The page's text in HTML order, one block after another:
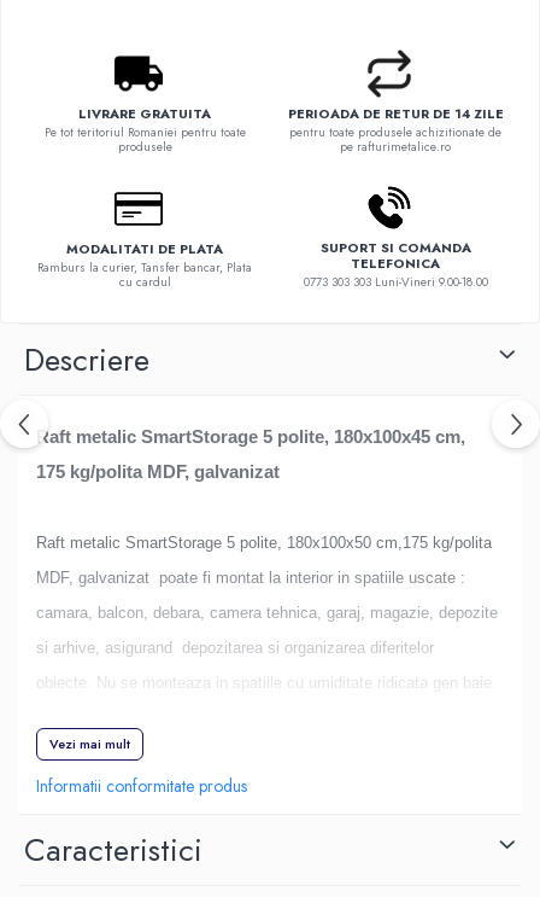
LIVRARE GRATUITA
Pe tot teritoriul Romaniei pentru toate
produsele
PERIOADA DE RETUR DE 14 ZILE
pentru toate produsele achizitionate de
pe rafturimetalice.ro
MODALITATI DE PLATA
Ramburs la curier, Tansfer bancar, Plata
cu cardul
SUPORT SI COMANDA
TELEFONICA
0773 303 303 Luni-Vineri 9.00-18.00
Descriere
Raft metalic SmartStorage 5 polite, 180x100x45 cm,
175 kg/polita MDF, galvanizat
Raft metalic SmartStorage 5 polite, 180x100x50 cm,175 kg/polita
MDF, galvanizat poate fi montat la interior in spatiile uscate :
camara, balcon, debara, camera tehnica, garaj, magazie, depozite
si arhive, asigurand depozitarea si organizarea diferitelor
obiecte. Nu se monteaza in spatiile cu umiditate ridicata gen baie.
Picioarele si montantii/suportii pentru polita de MDF sunt
confectionate din metal rezistent, galvanizat la exterior cu zinc.
si abraziunile normale din timpul folosirii, ofera de asemenea
Vezi mai mult
Informatii conformitate produs
Caracteristici